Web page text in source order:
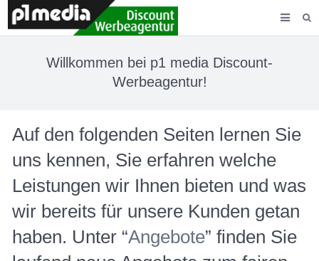
KONTAKT
Willkommen bei p1 media Discount-
Werbeagentur!
Auf den folgenden Seiten lernen Sie
uns kennen, Sie erfahren welche
Leistungen wir Ihnen bieten und was
wir bereits für unsere Kunden getan
haben. Unter “Angebote” finden Sie